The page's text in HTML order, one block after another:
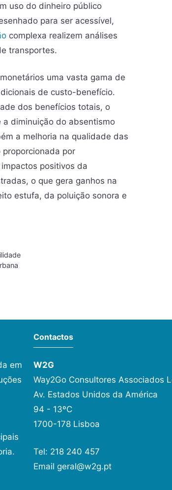
uso do dinheiro público
para ser acessível,
complexa realizem análises
transportes.
uma vasta gama de
de custo-benefício.
dos benefícios totais, o
diminuição do absentismo
a melhoria na qualidade das
por
positivos da
o que gera ganhos na
estufa, da poluição sonora e
em
Contactos
W2G
Way2Go Consultores Associados
Av. Estados Unidos da América
94 - 13ºC
1700-178 Lisboa
Tel: 218 240 457
Email geral@w2g.pt